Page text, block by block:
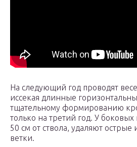
На следующий год проводят
иссекая длинные
тщательному формированию
только на третий год. У боковых
50 см от ствола, удаляют острые
ветки.